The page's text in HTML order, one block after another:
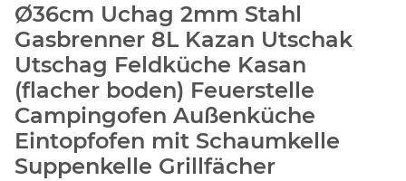
Ø36cm Uchag 2mm Stahl
Gasbrenner 8L Kazan Utschak
Utschag Feldküche Kasan
(flacher boden) Feuerstelle
Campingofen Außenküche
Eintopfofen mit Schaumkelle
Suppenkelle Grillfächer